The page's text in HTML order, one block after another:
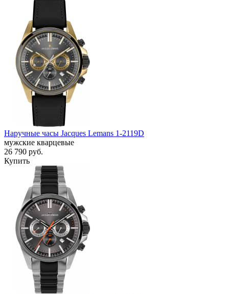
Наручные часы Jacques Lemans 1-2119D
мужские кварцевые
26 790 руб.
Купить